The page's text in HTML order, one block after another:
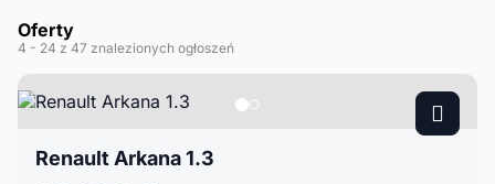
Oferty
4 - 24 z 47 znalezionych ogłoszeń
Renault Arkana 1.3